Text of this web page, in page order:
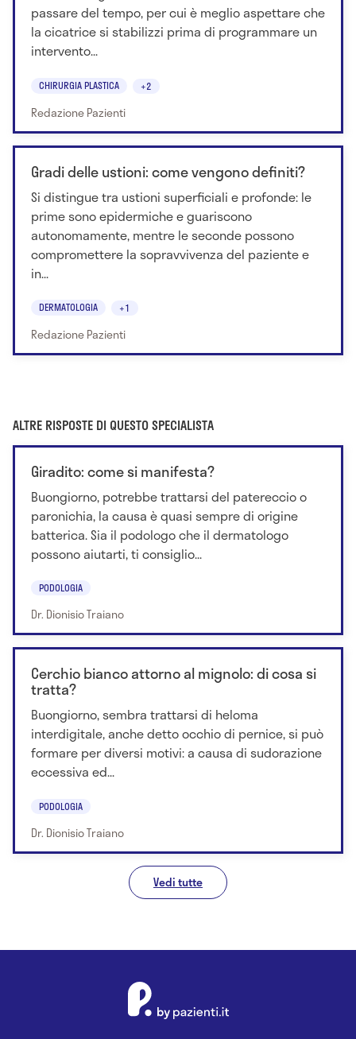
passare del tempo, per cui è meglio aspettare che
la cicatrice si stabilizzi prima di programmare un
intervento...
CHIRURGIA PLASTICA +2
Redazione Pazienti
Gradi delle ustioni: come vengono definiti?
Si distingue tra ustioni superficiali e profonde: le
prime sono epidermiche e guariscono
autonomamente, mentre le seconde possono
compromettere la sopravvivenza del paziente e
in...
DERMATOLOGIA +1
Redazione Pazienti
ALTRE RISPOSTE DI QUESTO SPECIALISTA
Giradito: come si manifesta?
Buongiorno, potrebbe trattarsi del patereccio o
paronichia, la causa è quasi sempre di origine
batterica. Sia il podologo che il dermatologo
possono aiutarti, ti consiglio...
PODOLOGIA
Dr. Dionisio Traiano
Cerchio bianco attorno al mignolo: di cosa si
tratta?
Buongiorno, sembra trattarsi di heloma
interdigitale, anche detto occhio di pernice, si può
formare per diversi motivi: a causa di sudorazione
eccessiva ed...
PODOLOGIA
Dr. Dionisio Traiano
Vedi tutte